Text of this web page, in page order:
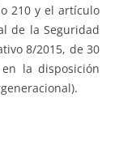
210 y el artículo
de la Seguridad
8/2015, de 30
la disposición